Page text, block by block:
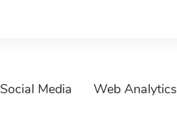
Social Media Web Analytics